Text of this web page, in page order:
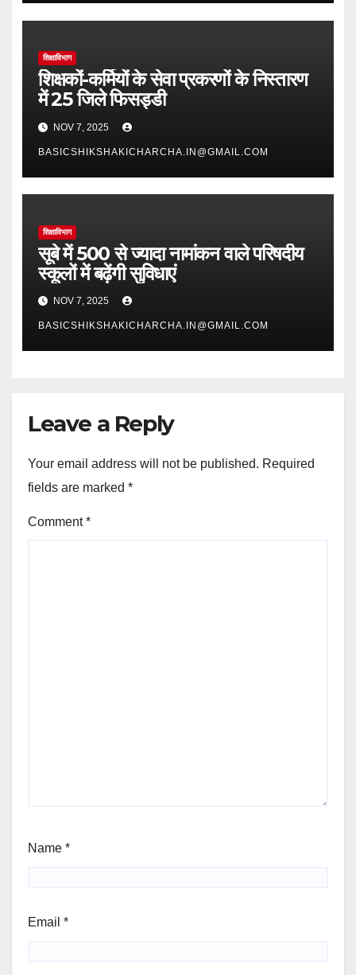
शिक्षाविभाग
शिक्षकों-कर्मियों के सेवा प्रकरणों के निस्तारण
में 25 जिले फिसड्डी
NOV 7, 2025
BASICSHIKSHAKICHARCHA.IN@GMAIL.COM
शिक्षाविभाग
सूबे में 500 से ज्यादा नामांकन वाले परिषदीय
स्कूलों में बढ़ेंगी सुविधाएं
NOV 7, 2025
BASICSHIKSHAKICHARCHA.IN@GMAIL.COM
Leave a Reply
Your email address will not be published. Required
fields are marked *
Comment*
Name *
Email *